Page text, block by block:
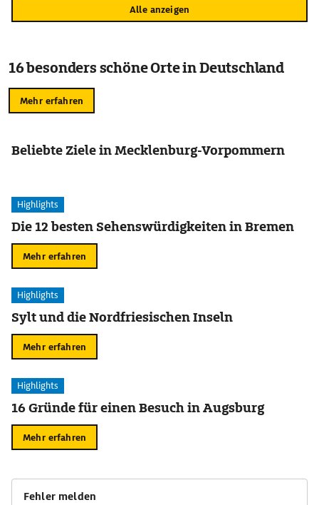
Alle anzeigen
16 besonders schöne Orte in Deutschland
Mehr erfahren
Beliebte Ziele in Mecklenburg-Vorpommern
Highlights
Die 12 besten Sehenswürdigkeiten in Bremen
Mehr erfahren
Highlights
Sylt und die Nordfriesischen Inseln
Mehr erfahren
Highlights
16 Gründe für einen Besuch in Augsburg
Mehr erfahren
Fehler melden